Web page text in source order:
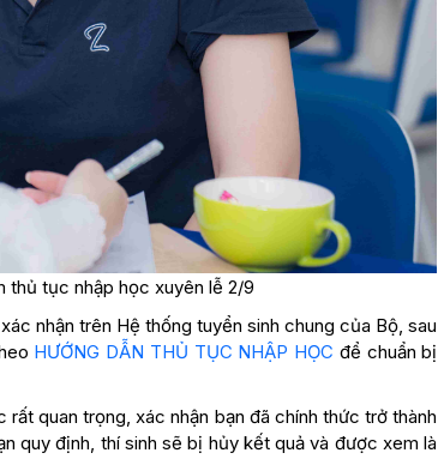
thủ tục nhập học xuyên lễ 2/9
nhận trên Hệ thống tuyển sinh chung của Bộ, sau
HƯỚNG DẪN THỦ TỤC NHẬP HỌC để chuẩn bị
quan trọng, xác nhận bạn đã chính thức trở thành
quy định, thí sinh sẽ bị hủy kết quả và được xem là